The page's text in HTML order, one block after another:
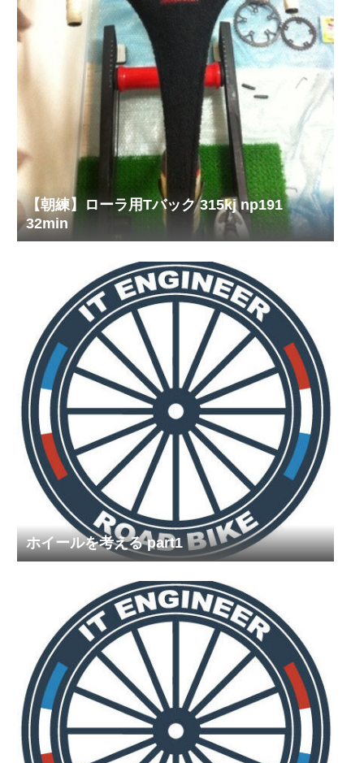
【朝練】ローラ用Tバック 315kj np191
32min
ホイールを考える part1